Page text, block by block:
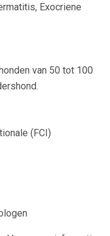
Exocriene
van 50 tot 100
(FCI)